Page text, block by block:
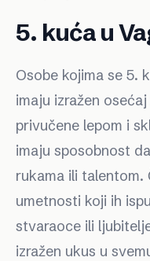
5. kuća u
Osobe kojima se 5.
imaju izražen
privučene lepom i
imaju sposobnost
rukama ili
umetnosti koji ih
stvaraoce ili
izražen ukus u